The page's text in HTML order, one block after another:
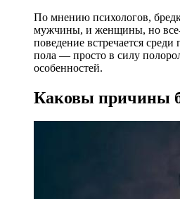
По мнению психологов,
мужчины, и женщины, но все-
поведение встречается среди
пола — просто в силу
особенностей.
Каковы причины